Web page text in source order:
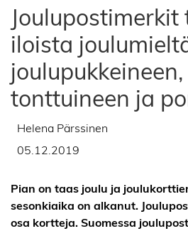
iloista
joulupukkeineen,
tonttuineen ja
Helena Pärssinen
05.12.2019
Pian on taas joulu ja
sesonkiaika on alkanut.
osa kortteja. Suomessa